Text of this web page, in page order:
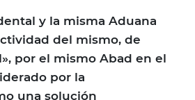
y la misma Aduana
del mismo, de
por el mismo Abad en el
por la
una solución